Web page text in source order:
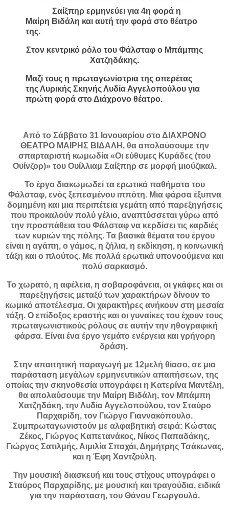
Σαίξπηρ ερμηνεύει για 4η φορά η
Μαίρη Βιδάλη και αυτή την φορά στο θέατρο
της.
Στον κεντρικό ρόλο του Φάλσταφ ο Μπάμπης
Χατζηδάκης.
Μαζί τους η πρωταγωνίστρια της οπερέτας
της Λυρικής Σκηνής Λυδία Αγγελοπούλου για
πρώτη φορά στο Διάχρονο θέατρο.
Από το Σάββατο 31 Ιανουαρίου στο ΔΙΑΧΡΟΝΟ
ΘΕΑΤΡΟ ΜΑΙΡΗΣ ΒΙΔΑΛΗ, θα απολαύσουμε την
σπαρταριστή κωμωδία «Οι εύθυμες Κυράδες (του
Ουίνζορ)» του Ουίλλιαμ Σαίξπηρ σε μορφή μιούζικαλ.
Το έργο διακωμωδεί τα ερωτικά παθήματα του
Φάλσταφ, ενός ξεπεσμένου ιππότη. Μια φάρσα έξυπνα
δομημένη και μια περιπέτεια γεμάτη από παρεξηγήσεις
που προκαλούν πολύ γέλιο, αναπτύσσεται γύρω από
την προσπάθεια του Φάλσταφ να κερδίσει τις καρδιές
των κυριών της πόλης. Τα βασικά θέματα του έργου
είναι η αγάπη, ο γάμος, η ζήλια, η εκδίκηση, η κοινωνική
τάξη και ο πλούτος. Με πολλά ερωτικά υπονοούμενα και
πολύ σαρκασμό.
Το χωρατό, η αφέλεια, η σοβαροφάνεια, οι γκάφες και οι
παρεξηγήσεις μεταξύ των χαρακτήρων δίνουν το
κωμικό αποτέλεσμα. Οι χαρακτήρες ανήκουν στη μεσαία
τάξη. Ο επίδοξος εραστής και οι γυναίκες του έχουν τους
πρωταγωνιστικούς ρόλους σε αυτήν την ηθογραφική
φάρσα. Είναι ένα έργο γεμάτο ενέργεια και γρήγορη
δράση.
Στην απαιτητική παραγωγή με 12μελή θίασο, σε μια
παράσταση μεγάλων ερμηνευτικών απαιτήσεων, της
οποίας την σκηνοθεσία υπογράφει η Κατερίνα Μαντέλη,
θα απολαύσουμε την Μαίρη Βιδάλη, τον Μπάμπη
Χατζηδάκη, την Λυδία Αγγελοπούλου, τον Σταύρο
Παρχαρίδη, τον Γιώργο Γιαννακόπουλο.
Συμπρωταγωνιστούν με αλφαβητική σειρά: Κώστας
Ζέκος, Γιώργος Καπετανάκος, Νίκος Παπαδάκης,
Γιώργος Σατιλμής, Αιμιλία Σπαχάι, Δημήτρης Τσάκωνας,
και η Έφη Χαντζούλη.
Την μουσική διασκευή και τους στίχους υπογράφει ο
Σταύρος Παρχαρίδης, με μουσική και τραγούδια, ειδικά
για την παράσταση, του Θάνου Γεωργουλά.